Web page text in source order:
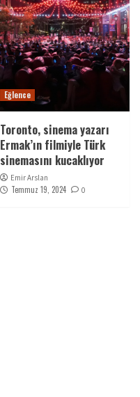
Eğlence
Toronto, sinema yazarı
Ermak’ın filmiyle Türk
sinemasını kucaklıyor
Emir Arslan
Temmuz 19, 2024 0